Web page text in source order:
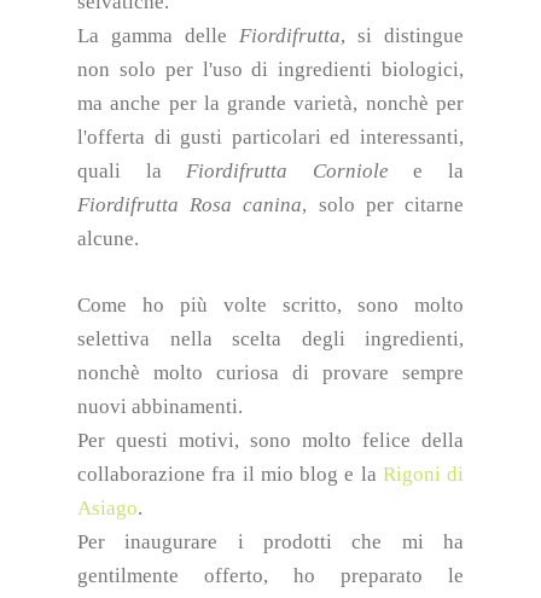
La gamma delle Fiordifrutta, si distingue
non solo per l'uso di ingredienti biologici,
ma anche per la grande varietà, nonchè per
l'offerta di gusti particolari ed interessanti,
quali laFiordifrutta Corniole e la
Fiordifrutta Rosa canina, solo per citarne
alcune.
Come ho più volte scritto, sono molto
selettiva nella scelta degli ingredienti,
nonchè molto curiosa di provare sempre
nuovi abbinamenti.
Per questi motivi, sono molto felice della
collaborazione fra il mio blog e la Rigoni di
Asiago.
Per inaugurare i prodotti che mi ha
gentilmente offerto, ho preparato le